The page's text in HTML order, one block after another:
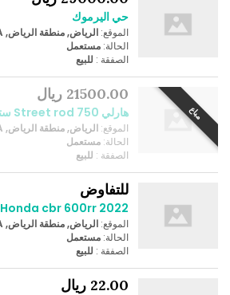
حي اليرموك
الموقع: الرياض, منطقة الرياض, SA
الحالة: مستعمل
الصفقة : للبيع
مباع
21500.00 ريال
هارلي Street rod 750 ستريت رود
الموقع: الرياض, منطقة الرياض, SA
الحالة: مستعمل
الصفقة : للبيع
للتفاوض
Honda cbr 600rr 2022
الموقع: الرياض, منطقة الرياض, SA
الحالة: مستعمل
الصفقة : للبيع
22.00 ريال